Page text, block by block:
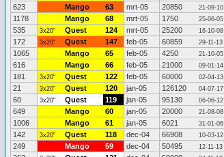
623
Mango 63 mrt-05 20850 21-09-10
1178
Mango 68 mrt-05 1750 25-06-05
535
3x20" Quest 124 mrt-05 25200 16-10-08
172
3x20" Quest 147 feb-05 60859 29-11-13
1065
Mango 65 feb-05 4250 21-10-05
616
Mango 66 feb-05 21000 09-01-14
181
3x20" Quest 122 feb-05 60000 02-04-13
21
3x20" Quest 120 jan-05 126120 04-07-17
60
3x20" Quest 119 jan-05 95130 06-06-12
649
Mango 60 jan-05 20000 21-08-08
1006
Mango 61 jan-05 6021 31-01-06
142
3x20" Quest 118 dec-04 66908 10-03-12
249
Mango 59 dec-04 50495 12-11-13